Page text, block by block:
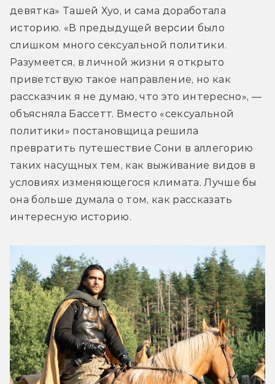
девятка» Ташей Хуо, и сама доработала
историю. «В предыдущей версии было
слишком много сексуальной политики.
Разумеется, в личной жизни я открыто
приветствую такое направление, но как
рассказчик я не думаю, что это интересно», —
объясняла Бассетт. Вместо «сексуальной
политики» постановщица решила
превратить путешествие Сони в аллегорию
таких насущных тем, как выживание видов в
условиях изменяющегося климата. Лучше бы
она больше думала о том, как рассказать
интересную историю.